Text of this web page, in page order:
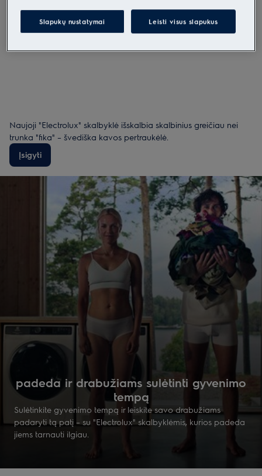
Naujoji "Electrolux" skalbyklė išskalbia skalbinius greičiau nei
trunka "fika" – švediška kavos pertraukėlė.
Įsigyti
padeda ir drabužiams sulėtinti gyvenimo
tempą
Sulėtinkite gyvenimo tempą ir leiskite savo drabužiams
padaryti tą patį – su "Electrolux" skalbyklėmis, kurios padeda
jiems tarnauti ilgiau.
Slapukų nustatymai Leisti visus slapukus